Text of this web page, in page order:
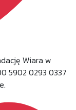
Wiara w
5902 0293 0337